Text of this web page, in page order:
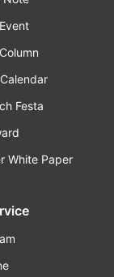
Festa
White Paper